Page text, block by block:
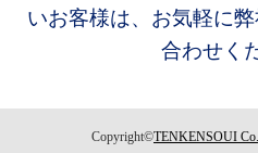
いお客様は、お気軽に
合わせく
Copyright©TENKENSOUI